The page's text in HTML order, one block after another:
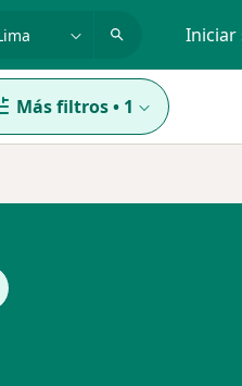
Iniciar
Más filtros• 1